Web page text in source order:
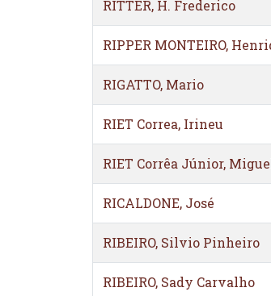
RITTER, H. Frederico
RIPPER MONTEIRO,
RIGATTO, Mario
RIET Correa, Irineu
RIET Corrêa Júnior,
RICALDONE, José
RIBEIRO, Silvio Pinheiro
RIBEIRO, Sady Carvalho